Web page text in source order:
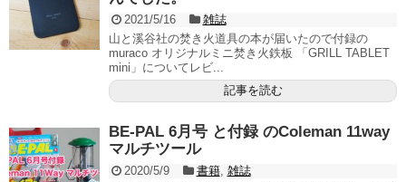
2021/5/16
雑誌
山と溪谷社の焚き火道具の本が届いたので付録の
muraco オリジナルミニ焚き火鉄板 「GRILL TABLET
mini」についてレビ...
記事を読む
BE-PAL 6月号 と付録 のColeman 11way
マルチツール
2020/5/9 書籍, 雑誌